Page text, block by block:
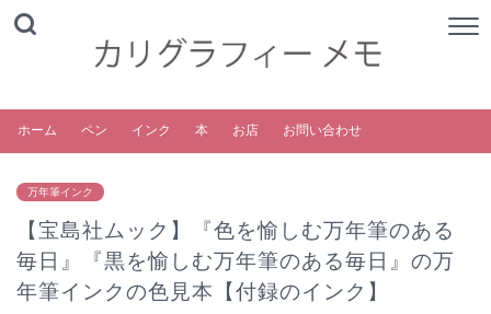
ホーム ペン インク 本 お店 お問い合わせ
万年筆インク
【宝島社ムック】『色を愉しむ万年筆のある
毎日』『黒を愉しむ万年筆のある毎日』の万
年筆インクの色見本【付録のインク】